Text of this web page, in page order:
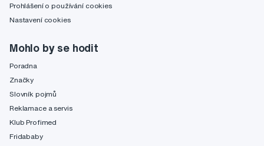
Prohlášení o používání cookies
Nastavení cookies
Mohlo by se hodit
Poradna
Značky
Slovník pojmů
Reklamace a servis
Klub Profimed
Fridababy